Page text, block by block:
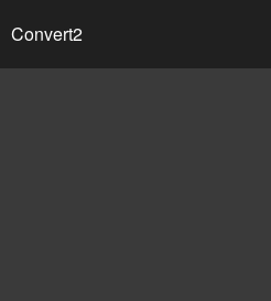
Convert2